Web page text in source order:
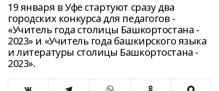
19 января в Уфе стартуют сразу два
городских конкурса для педагогов -
«Учитель года столицы Башкортостана -
2023» и «Учитель года башкирского языка
и литературы столицы Башкортостана -
2023».